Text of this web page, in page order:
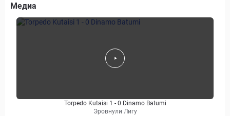
Медиа
Torpedo Kutaisi 1 - 0 Dinamo Batumi
Эровнули Лигу